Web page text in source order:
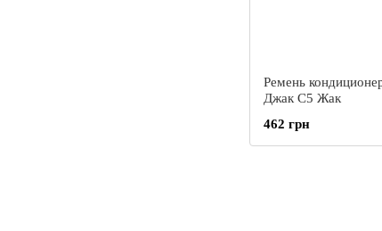
Ремень
Джак С5 Жак
462 грн